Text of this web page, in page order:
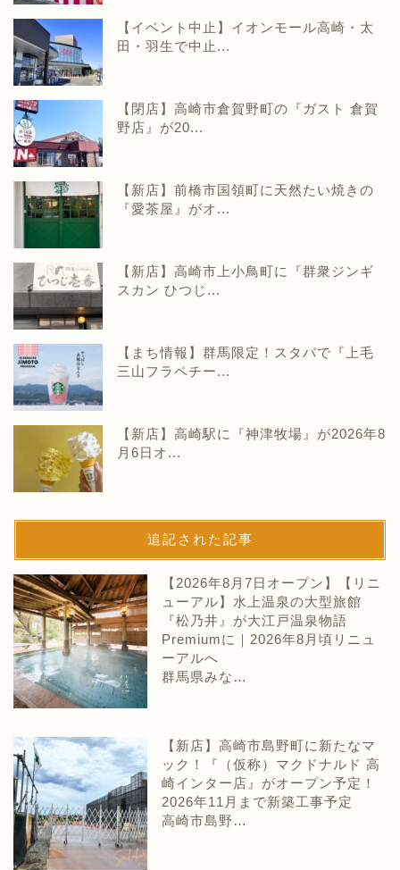
【イベント中止】イオンモール高崎・太
田・羽生で中止...
【閉店】高崎市倉賀野町の『ガスト 倉賀
野店』が20...
【新店】前橋市国領町に天然たい焼きの
『愛茶屋』がオ...
【新店】高崎市上小鳥町に『群衆ジンギ
スカン ひつじ...
【まち情報】群馬限定！スタバで『上毛
三山フラペチー...
【新店】高崎駅に『神津牧場』が2026年8
月6日オ...
追記された記事
【2026年8月7日オープン】【リニ
ューアル】水上温泉の大型旅館
『松乃井』が大江戸温泉物語
Premiumに｜2026年8月頃リニュ
ーアルへ
群馬県みな…
【新店】高崎市島野町に新たなマ
ック！『（仮称）マクドナルド 高
崎インター店』がオープン予定！
2026年11月まで新築工事予定
高崎市島野…